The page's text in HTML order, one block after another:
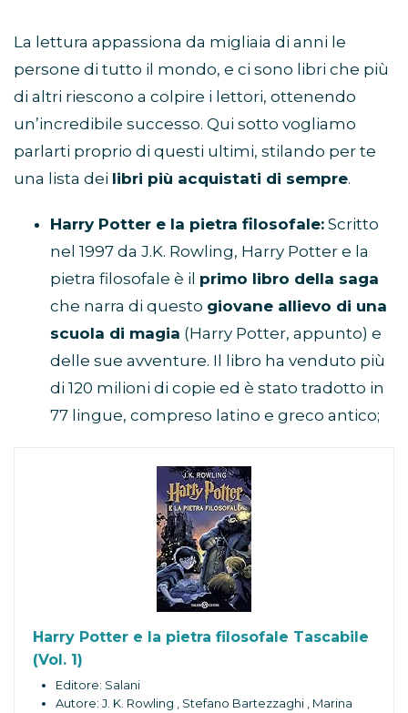
La lettura appassiona da migliaia di anni le
persone di tutto il mondo, e ci sono libri che più
di altri riescono a colpire i lettori, ottenendo
un’incredibile successo. Qui sotto vogliamo
parlarti proprio di questi ultimi, stilando per te
una lista dei libri più acquistati di sempre.
Harry Potter e la pietra filosofale: Scritto
nel 1997 da J.K. Rowling, Harry Potter e la
pietra filosofale è il primo libro della saga
che narra di questo giovane allievo di una
scuola di magia (Harry Potter, appunto) e
delle sue avventure. Il libro ha venduto più
di 120 milioni di copie ed è stato tradotto in
77 lingue, compreso latino e greco antico;
Harry Potter e la pietra filosofale Tascabile
(Vol. 1)
Editore: Salani
Autore: J. K. Rowling , Stefano Bartezzaghi , Marina